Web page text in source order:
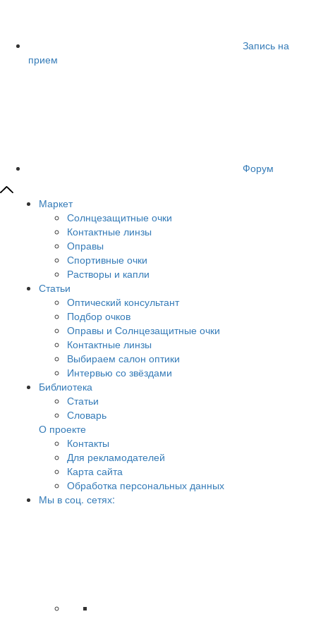
Запись на
прием
Форум
Маркет
Солнцезащитные очки
Контактные линзы
Оправы
Спортивные очки
Растворы и капли
Статьи
Оптический консультант
Подбор очков
Оправы и Солнцезащитные очки
Контактные линзы
Выбираем салон оптики
Интервью со звёздами
Библиотека
Статьи
Словарь
О проекте
Контакты
Для рекламодателей
Карта сайта
Обработка персональных данных
Мы в соц. сетях: